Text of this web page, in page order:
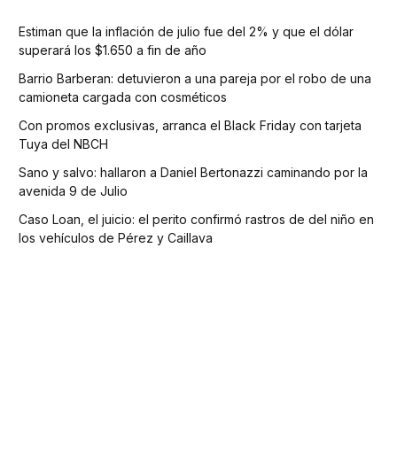
Estiman que la inflación de julio fue del 2% y que el dólar
superará los $1.650 a fin de año
Barrio Barberan: detuvieron a una pareja por el robo de una
camioneta cargada con cosméticos
Con promos exclusivas, arranca el Black Friday con tarjeta
Tuya del NBCH
Sano y salvo: hallaron a Daniel Bertonazzi caminando por la
avenida 9 de Julio
Caso Loan, el juicio: el perito confirmó rastros de del niño en
los vehículos de Pérez y Caillava